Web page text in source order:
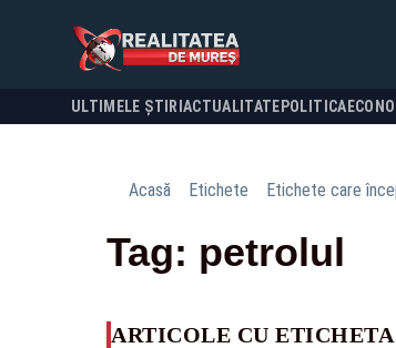
ULTIMELE ȘTIRI ACTUALITATE POLITICA
Acasă Etichete Etichete care
Tag: petrolul
ARTICOLE CU